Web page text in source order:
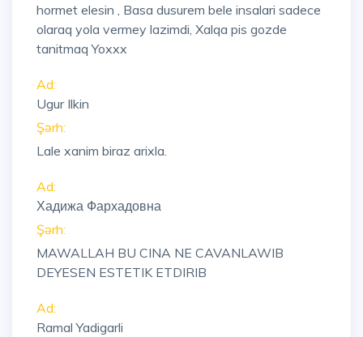
hormet elesin , Basa dusurem bele insalari sadece
olaraq yola vermey lazimdi, Xalqa pis gozde
tanitmaq Yoxxx
Ad:
Ugur Ilkin
Şərh:
Lale xanim biraz arixla.
Ad:
Хадижа Фархадовна
Şərh:
MAWALLAH BU CINA NE CAVANLAWIB
DEYESEN ESTETIK ETDIRIB
Ad:
Ramal Yadigarli